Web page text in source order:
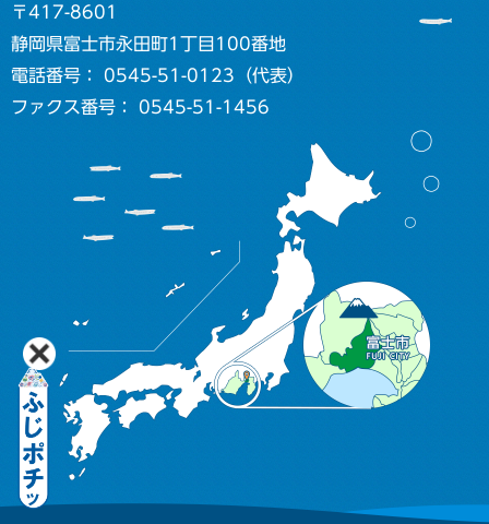
〒417-8601
静岡県富士市永田町1丁目100番地
電話番号： 0545-51-0123（代表）
ファクス番号： 0545-51-1456